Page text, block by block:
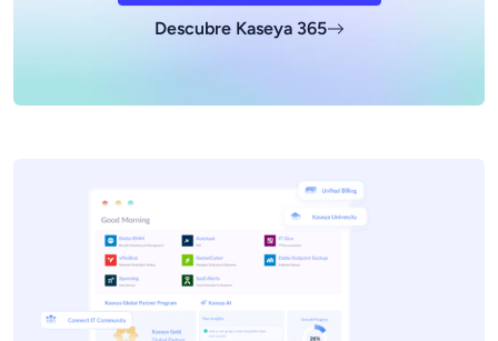
Descubre Kaseya 365